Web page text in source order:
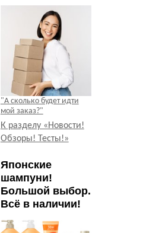
"А сколько будет идти
мой заказ?"
К разделу «Новости!
Обзоры! Тесты!»
Японские
шампуни!
Большой выбор.
Всё в наличии!